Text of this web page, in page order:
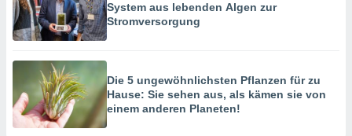
System aus lebenden Algen zur
Stromversorgung
Die 5 ungewöhnlichsten Pflanzen für zu
Hause: Sie sehen aus, als kämen sie von
einem anderen Planeten!